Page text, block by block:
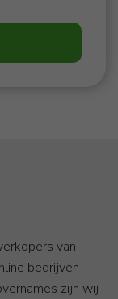
van
bedrijven
zijn wij